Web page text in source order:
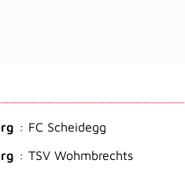
: FC Scheidegg
: TSV Wohmbrechts